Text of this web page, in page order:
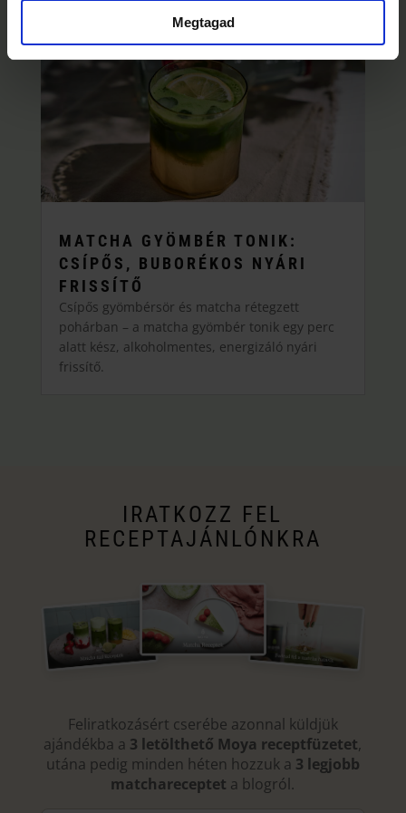
Megtagad
MATCHA GYÖMBÉR TONIK:
CSÍPŐS, BUBORÉKOS NYÁRI
FRISSÍTŐ
Csípős gyömbérsör és matcha rétegzett
pohárban – a matcha gyömbér tonik egy perc
alatt kész, alkoholmentes, energizáló nyári
frissítő.
IRATKOZZ FEL
RECEPTAJÁNLÓNKRA
Feliratkozásért cserébe azonnal küldjük
ajándékba a 3 letölthető Moya receptfüzetet,
utána pedig minden héten hozzuk a 3 legjobb
matchareceptet a blogról.